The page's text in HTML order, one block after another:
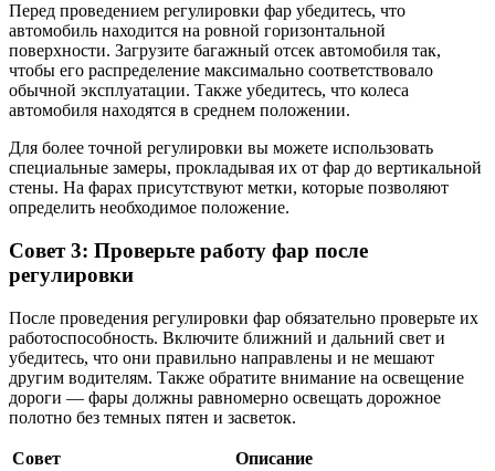
Перед проведением регулировки фар убедитесь, что
автомобиль находится на ровной горизонтальной
поверхности. Загрузите багажный отсек автомобиля так,
чтобы его распределение максимально соответствовало
обычной эксплуатации. Также убедитесь, что колеса
автомобиля находятся в среднем положении.
Для более точной регулировки вы можете использовать
специальные замеры, прокладывая их от фар до вертикальной
стены. На фарах присутствуют метки, которые позволяют
определить необходимое положение.
Совет 3: Проверьте работу фар после
регулировки
После проведения регулировки фар обязательно проверьте их
работоспособность. Включите ближний и дальний свет и
убедитесь, что они правильно направлены и не мешают
другим водителям. Также обратите внимание на освещение
дороги — фары должны равномерно освещать дорожное
полотно без темных пятен и засветок.
Совет
Описание